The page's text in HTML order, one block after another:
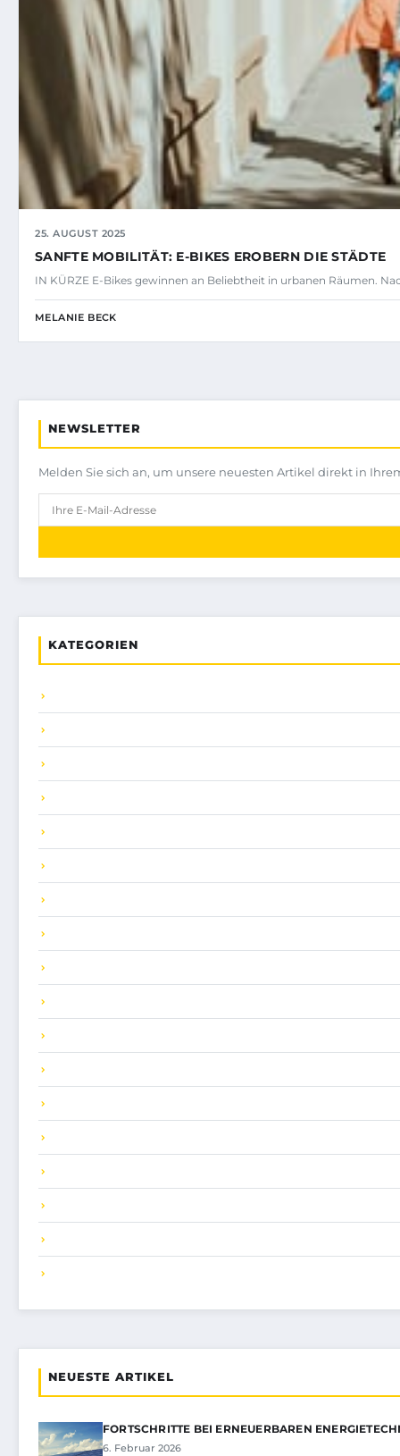
25. AUGUST 2025
SANFTE MOBILITÄT: E-BIKES EROBERN DIE STÄDTE
IN KÜRZE E-Bikes gewinnen an Beliebtheit in urbanen Räumen.
MELANIE BECK
NEWSLETTER
Melden Sie sich an, um unsere neuesten Artikel direkt in
KATEGORIEN
NEUESTE ARTIKEL
FORTSCHRITTE BEI ERNEUERBAREN
6. Februar 2026